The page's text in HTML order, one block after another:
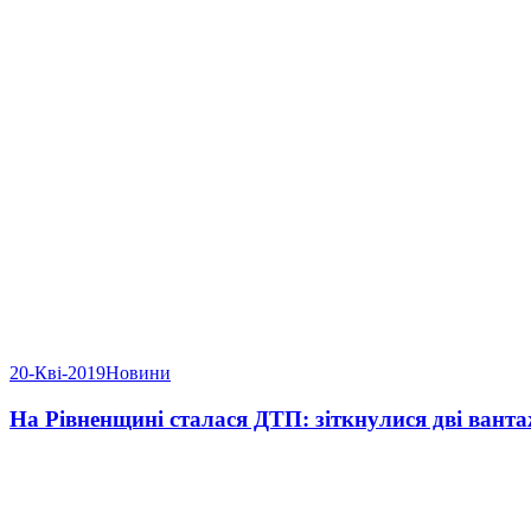
20-Кві-2019Новини
На Рівненщині сталася ДТП: зіткнулися дві